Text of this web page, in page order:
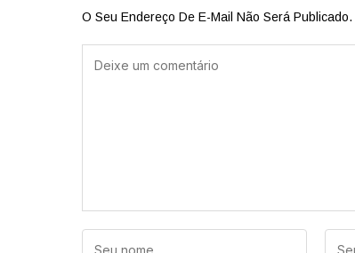
O Seu Endereço De E-Mail Não Será Publicado.